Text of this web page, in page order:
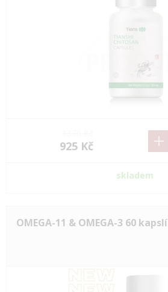
925 Kč
skladem
OMEGA-11 & OMEGA-3 60 kapslí